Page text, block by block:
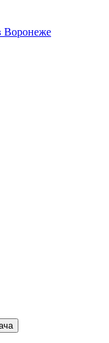
Воронеже